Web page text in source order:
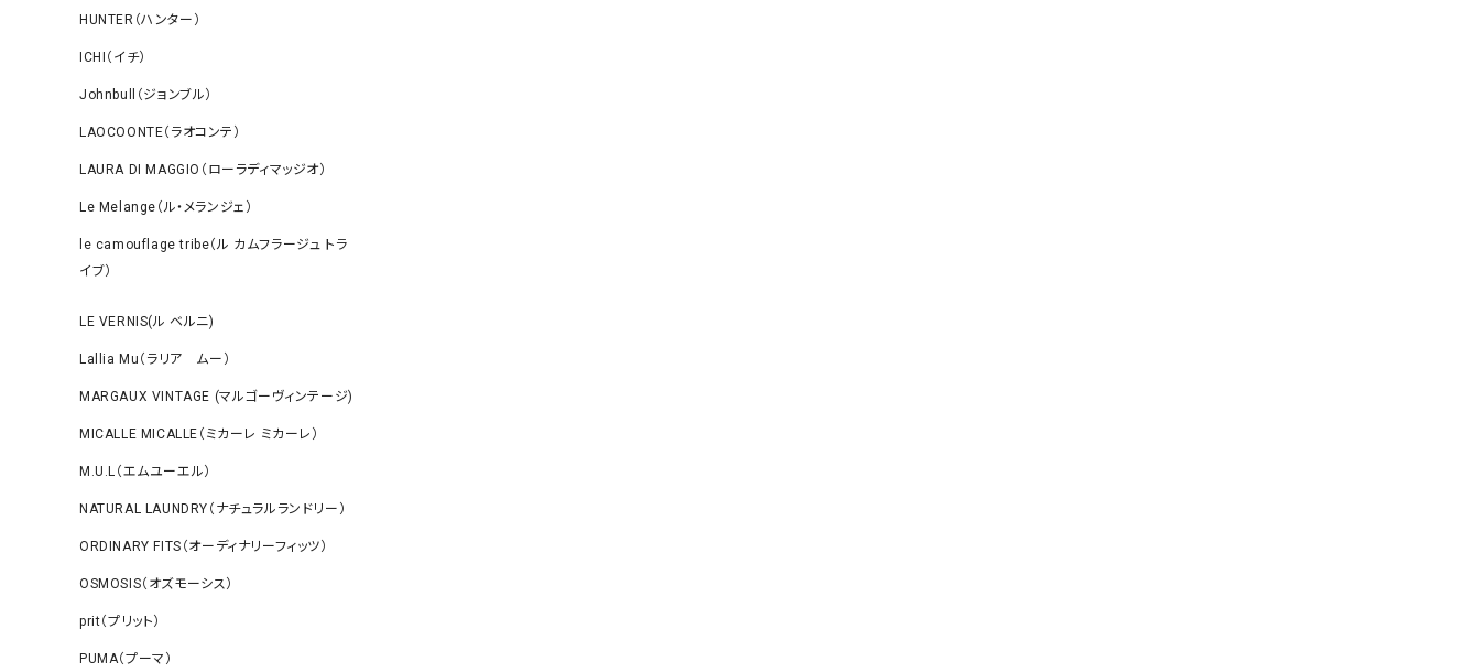
HUNTER（ハンター）
ICHI（イチ）
Johnbull（ジョンブル）
LAOCOONTE（ラオコンテ）
LAURA DI MAGGIO（ローラディマッジオ）
Le Melange（ル・メランジェ）
le camouflage tribe（ル カムフラージュ トラ
イブ）
LE VERNIS(ル ベルニ)
Lallia Mu（ラリア ムー）
MARGAUX VINTAGE (マルゴーヴィンテージ)
MICALLE MICALLE（ミカーレ ミカーレ）
M.U.L（エムユーエル）
NATURAL LAUNDRY（ナチュラルランドリー）
ORDINARY FITS（オーディナリーフィッツ）
OSMOSIS（オズモーシス）
prit（プリット）
PUMA（プーマ）